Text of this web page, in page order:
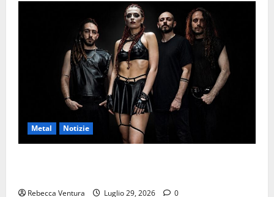
Metal Notizie
Rebecca Ventura Luglio 29, 2026 0